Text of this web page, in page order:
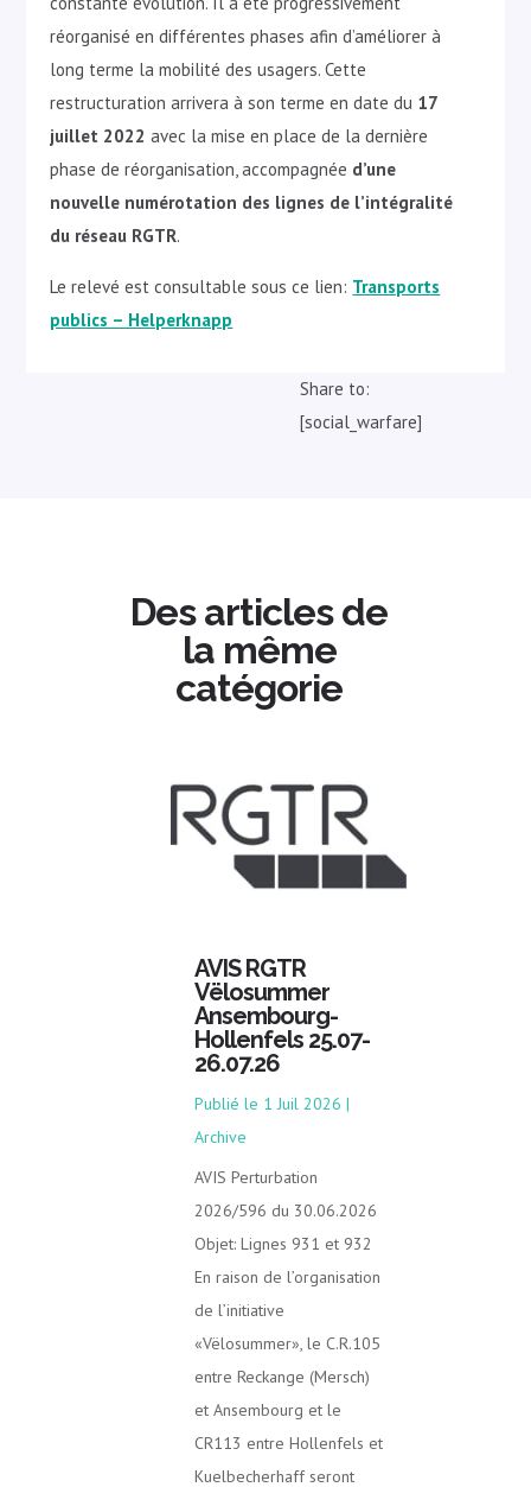
réorganisé en différentes phases afin d’améliorer à
long terme la mobilité des usagers. Cette
restructuration arrivera à son terme en date du 17
juillet 2022 avec la mise en place de la dernière
phase de réorganisation, accompagnée d’une
nouvelle numérotation des lignes de l’intégralité
du réseau RGTR.
Le relevé est consultable sous ce lien: Transports
publics – Helperknapp
Share to:
[social_warfare]
Des articles de
la même
catégorie
AVIS RGTR
Vëlosummer
Ansembourg-
Hollenfels 25.07-
26.07.26
1 Juil 2026 |
Archive
AVIS Perturbation
2026/596 du 30.06.2026
Objet: Lignes 931 et 932
En raison de l’organisation
de l’initiative
«Vëlosummer», le C.R.105
entre Reckange (Mersch)
et Ansembourg et le
CR113 entre Hollenfels et
Kuelbecherhaff seront